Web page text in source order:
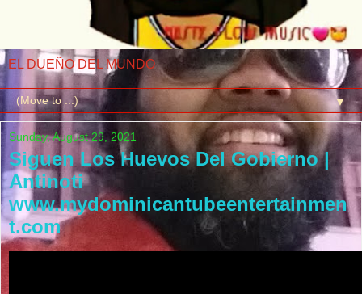
EL DUEÑO DEL MUNDO
▼
Sunday, August 29, 2021
Siguen Los Huevos Del Gobierno |
Antinoti
www.mydominicantubeentertainmen
t.com